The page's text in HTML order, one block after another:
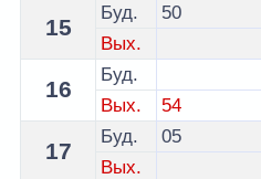
15
Буд.
50
Вых.
16
Буд.
Вых.
54
17
Буд.
05
Вых.